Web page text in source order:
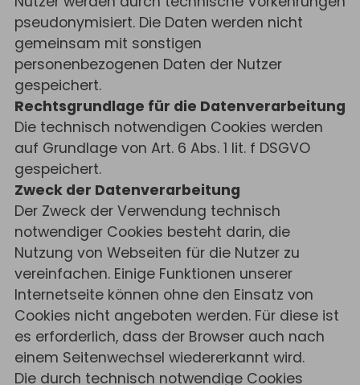
pseudonymisiert. Die Daten werden nicht
gemeinsam mit sonstigen
personenbezogenen Daten der Nutzer
gespeichert.
Rechtsgrundlage für die Datenverarbeitung
Die technisch notwendigen Cookies werden
auf Grundlage von Art. 6 Abs. 1 lit. f DSGVO
gespeichert.
Zweck der Datenverarbeitung
Der Zweck der Verwendung technisch
notwendiger Cookies besteht darin, die
Nutzung von Webseiten für die Nutzer zu
vereinfachen. Einige Funktionen unserer
Internetseite können ohne den Einsatz von
Cookies nicht angeboten werden. Für diese ist
es erforderlich, dass der Browser auch nach
einem Seitenwechsel wiedererkannt wird.
Die durch technisch notwendige Cookies